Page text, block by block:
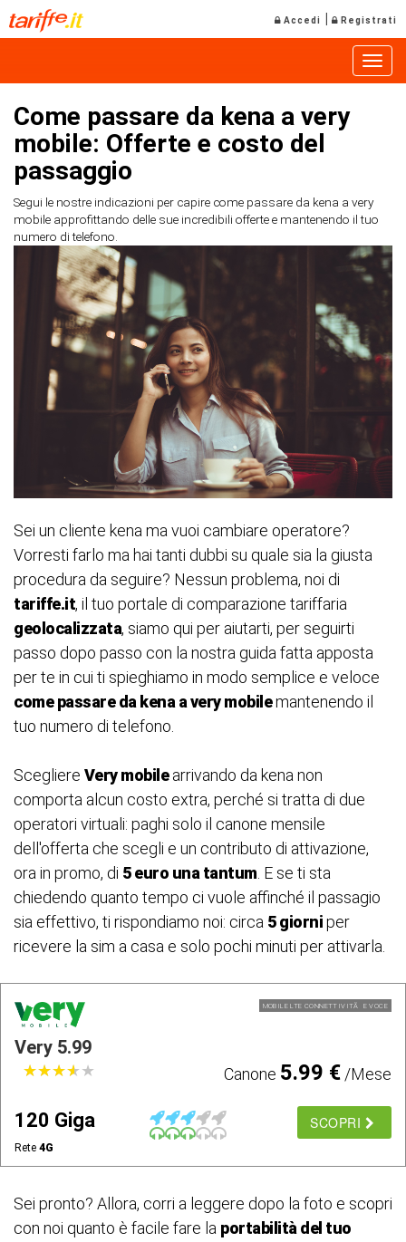
Accedi | Registrati
Come passare da kena a very
mobile: Offerte e costo del
passaggio
Segui le nostre indicazioni per capire come passare da kena a very
mobile approfittando delle sue incredibili offerte e mantenendo il tuo
numero di telefono.
Sei un cliente kena ma vuoi cambiare operatore?
Vorresti farlo ma hai tanti dubbi su quale sia la giusta
procedura da seguire? Nessun problema, noi di
tariffe.it, il tuo portale di comparazione tariffaria
geolocalizzata, siamo qui per aiutarti, per seguirti
passo dopo passo con la nostra guida fatta apposta
per te in cui ti spieghiamo in modo semplice e veloce
come passare da kena a very mobilemantenendo il
tuo numero di telefono.
Scegliere Very mobilearrivando da kena non
comporta alcun costo extra, perché si tratta di due
operatori virtuali: paghi solo il canone mensile
dell'offerta che scegli e un contributo di attivazione,
ora in promo, di 5 euro una tantum . E se ti sta
chiedendo quanto tempo ci vuole affinché il passagio
sia effettivo, ti rispondiamo noi: circa 5 giorniper
ricevere la sim a casa e solo pochi minuti per attivarla.
MOBILE LTE CONNETTIVITÃ E VOCE
Very 5.99
★★★★★
★★★★★ Canone 5.99 €/Mese
120 Giga
Rete 4G
SCOPRI
Sei pronto? Allora, corri a leggere dopo la foto e scopri
con noi quanto è facile fare la portabilità del tuo